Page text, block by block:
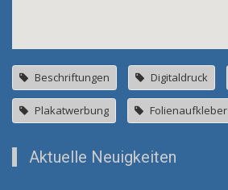
Beschriftungen Digitaldruck
Plakatwerbung Folienaufkleber
Aktuelle Neuigkeiten